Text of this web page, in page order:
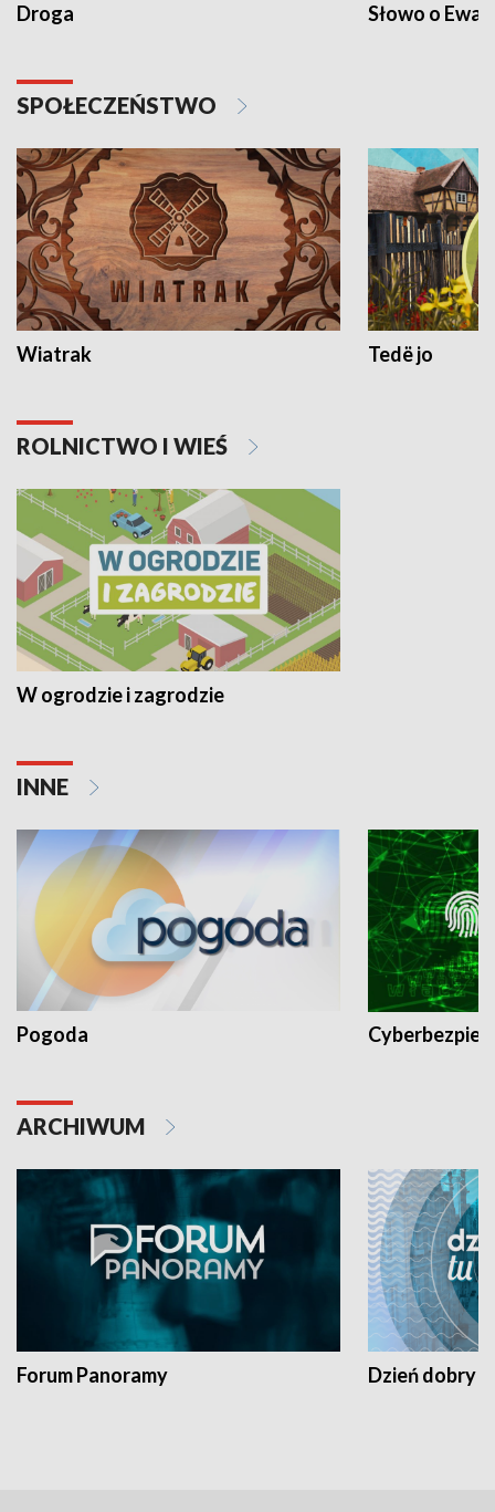
Droga Słowo o
SPOŁECZEŃSTWO
Wiatrak Tedë jo
ROLNICTWO I WIEŚ
W ogrodzie i zagrodzie
INNE
Pogoda
ARCHIWUM
Forum Panoramy Dzień dobry